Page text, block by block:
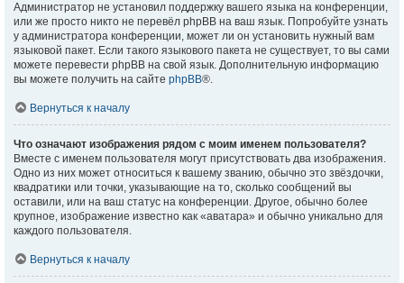
Администратор не установил поддержку вашего языка на конференции,
или же просто никто не перевёл phpBB на ваш язык. Попробуйте узнать
у администратора конференции, может ли он установить нужный вам
языковой пакет. Если такого языкового пакета не существует, то вы сами
можете перевести phpBB на свой язык. Дополнительную информацию
вы можете получить на сайте phpBB®.
Вернуться к началу
Что означают изображения рядом с моим именем пользователя?
Вместе с именем пользователя могут присутствовать два изображения.
Одно из них может относиться к вашему званию, обычно это звёздочки,
квадратики или точки, указывающие на то, сколько сообщений вы
оставили, или на ваш статус на конференции. Другое, обычно более
крупное, изображение известно как «аватара» и обычно уникально для
каждого пользователя.
Вернуться к началу